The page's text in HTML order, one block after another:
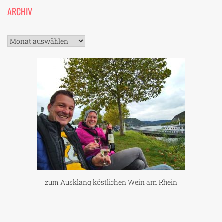
ARCHIV
Archiv
zum Ausklang köstlichen Wein am Rhein